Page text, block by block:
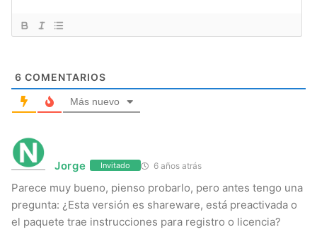
6 COMENTARIOS
Más nuevo
Jorge Invitado 6 años atrás
Parece muy bueno, pienso probarlo, pero antes tengo una
pregunta: ¿Esta versión es shareware, está preactivada o
el paquete trae instrucciones para registro o licencia?